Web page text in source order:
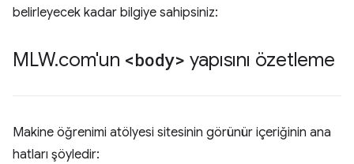
belirleyecek kadar bilgiye sahipsiniz:
MLW.com'un <body> yapısını özetleme
Makine öğrenimi atölyesi sitesinin görünür içeriğinin ana
hatları şöyledir: